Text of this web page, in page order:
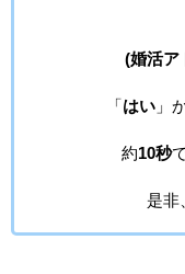
(婚活ア
「はい」
約10秒
是非